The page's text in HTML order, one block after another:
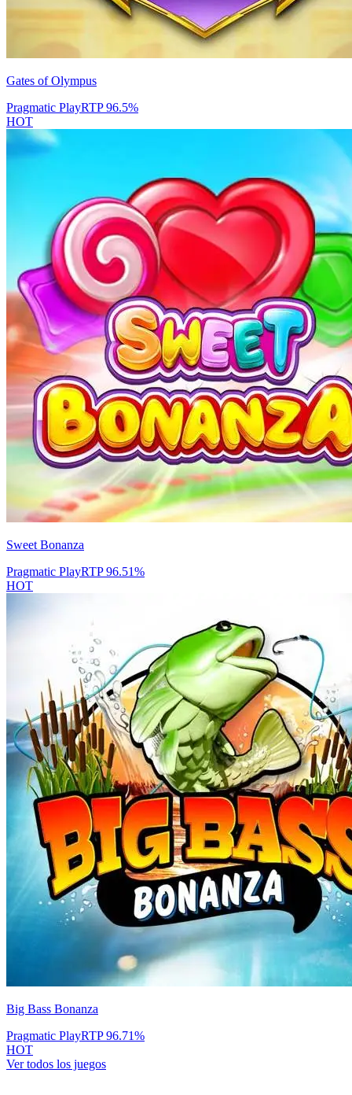
Gates of Olympus
Pragmatic PlayRTP96.5%
HOT
Sweet Bonanza
Pragmatic PlayRTP96.51%
HOT
Big Bass Bonanza
Pragmatic PlayRTP96.71%
HOT
Ver todos los juegos